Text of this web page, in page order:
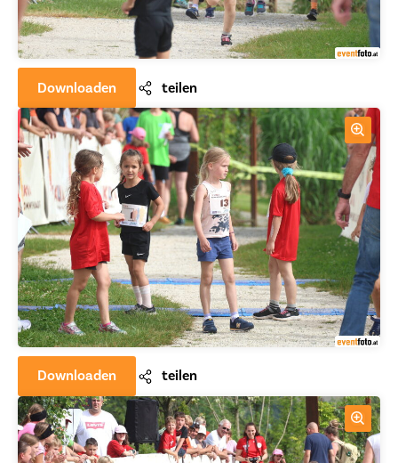
Downloaden teilen
Downloaden teilen